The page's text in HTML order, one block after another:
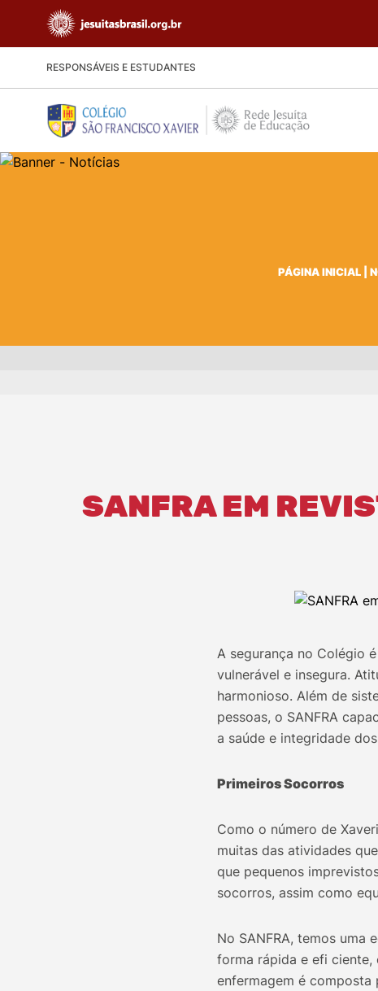
RESPONSÁVEIS E ESTUDANTES
PÁGINA INICIAL
SANFRA EM
A segurança no Colégio
vulnerável e insegura.
harmonioso. Além de
pessoas, o SANFRA
a saúde e integridade
Primeiros Socorros
Como o número de
muitas das atividades
que pequenos
socorros, assim como
No SANFRA, temos
forma rápida e efi
enfermagem é composta